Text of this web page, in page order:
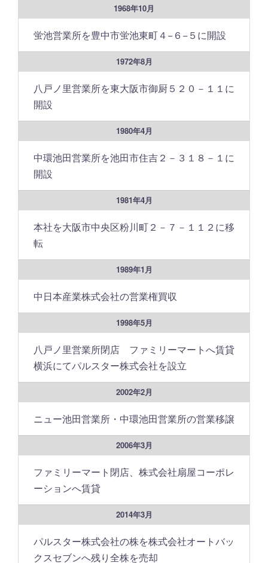
1968年10月
蛍池営業所を豊中市蛍池東町４−６−５に開設
1972年8月
八戸ノ里営業所を東大阪市御厨５２０－１１に
開設
1980年4月
中環池田営業所を池田市住吉２－３１８－１に
開設
1981年4月
本社を大阪市中央区粉川町２－７－１１２に移
転
1989年1月
中日本産業株式会社の営業権買収
1998年5月
八戸ノ里営業所閉店 ファミリーマートへ賃貸
横浜にてパルスター株式会社を設立
2002年2月
ニュー池田営業所・中環池田営業所の営業移譲
2006年3月
ファミリーマート閉店、株式会社扇屋コーポレ
ーションへ賃貸
2014年3月
パルスター株式会社の株を株式会社オートバッ
クスセブンへ残り全株を売却